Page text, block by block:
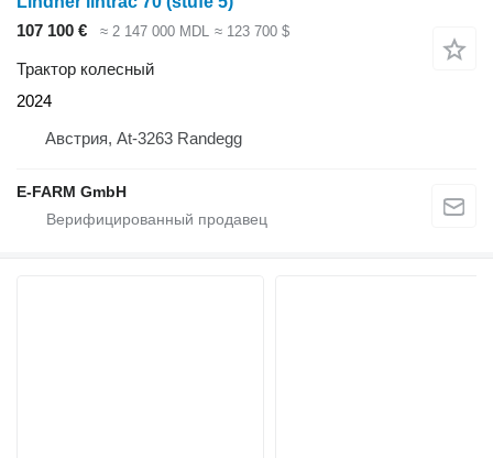
107 100 €
≈ 2 147 000 MDL ≈ 123 700 $
Трактор колесный
2024
Австрия, At-3263 Randegg
E-FARM GmbH